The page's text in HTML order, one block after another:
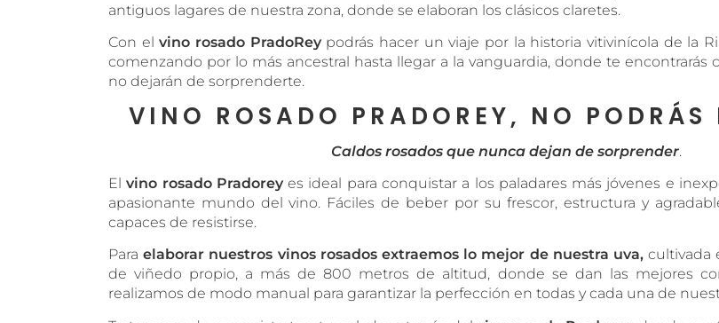
antiguos lagares de nuestra zona, donde se elaboran los clásicos claretes.
Con elvino rosado PradoReypodrás hacer un viaje por la historia vitivinícola de la
comenzando por lo más ancestral hasta llegar a la vanguardia, donde te encontrarás
no dejarán de sorprenderte.
VINO ROSADO PRADOREY, NO PODRÁS
Caldos rosados que nunca dejan de sorprender.
Elvino rosado Pradoreyes ideal para conquistar a los paladares más jóvenes e
apasionante mundo del vino. Fáciles de beber por su frescor, estructura y
capaces de resistirse.
Paraelaborar nuestros vinos rosados extraemos lo mejor de nuestra uva, cultivada
de viñedo propio, a más de 800 metros de altitud, donde se dan las mejores
realizamos de modo manual para garantizar la perfección en todas y cada una de